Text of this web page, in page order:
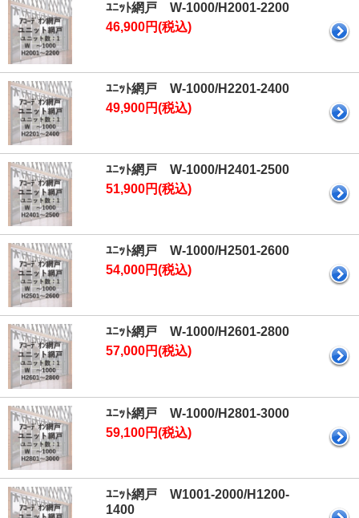
ﾕﾆｯﾄ網戸 W-1000/H2001-2200
46,900円(税込)
ﾕﾆｯﾄ網戸 W-1000/H2201-2400
49,900円(税込)
ﾕﾆｯﾄ網戸 W-1000/H2401-2500
51,900円(税込)
ﾕﾆｯﾄ網戸 W-1000/H2501-2600
54,000円(税込)
ﾕﾆｯﾄ網戸 W-1000/H2601-2800
57,000円(税込)
ﾕﾆｯﾄ網戸 W-1000/H2801-3000
59,100円(税込)
ﾕﾆｯﾄ網戸 W1001-2000/H1200-
1400